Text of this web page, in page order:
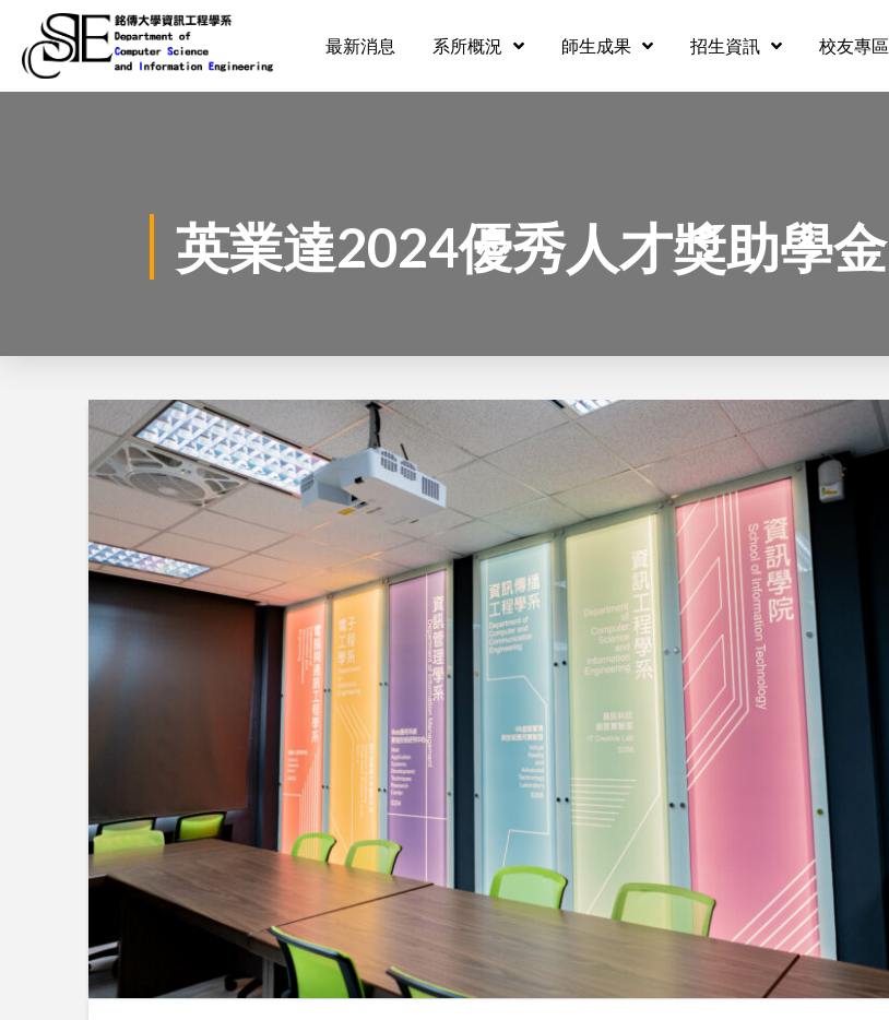
最新消息 系所概況 師生成果 招生資訊 校友專區
英業達2024優秀人才獎助學金